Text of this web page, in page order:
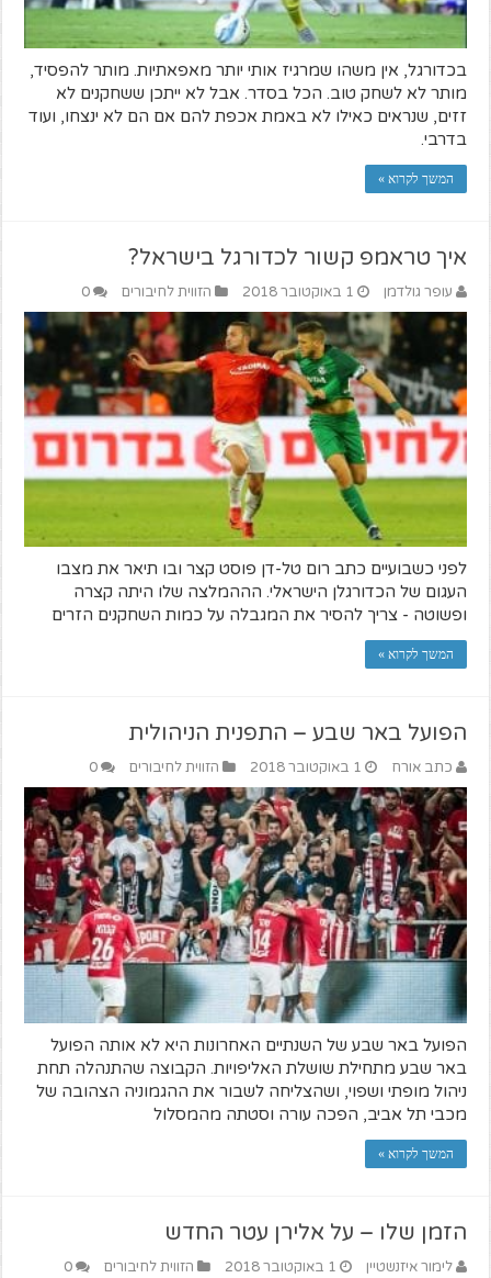
בכדורגל, אין משהו שמרגיז אותי יותר מאפאתיות. מותר להפסיד,
מותר לא לשחק טוב. הכל בסדר. אבל לא ייתכן ששחקנים לא
זזים, שנראים כאילו לא באמת אכפת להם אם הם לא ינצחו, ועוד
בדרבי.
המשך לקרוא »
איך טראמפ קשור לכדורגל בישראל?
עופר גולדמן 1 באוקטובר 2018 הזווית לחיבורים 0
לפני כשבועיים כתב רום טל-דן פוסט קצר ובו תיאר את מצבו
העגום של הכדורגלן הישראלי. הההמלצה שלו היתה קצרה
ופשוטה - צריך להסיר את המגבלה על כמות השחקנים הזרים
המשך לקרוא »
הפועל באר שבע – התפנית הניהולית
כתב אורח 1 באוקטובר 2018 הזווית לחיבורים 0
הפועל באר שבע של השנתיים האחרונות היא לא אותה הפועל
באר שבע מתחילת שושלת האליפויות. הקבוצה שהתנהלה תחת
ניהול מופתי ושפוי, ושהצליחה לשבור את ההגמוניה הצהובה של
מכבי תל אביב, הפכה עורה וסטתה מהמסלול
המשך לקרוא »
הזמן שלו – על אלירן עטר החדש
לימור איזנשטיין 1 באוקטובר 2018 הזווית לחיבורים 0